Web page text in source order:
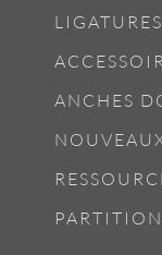
ANCHES